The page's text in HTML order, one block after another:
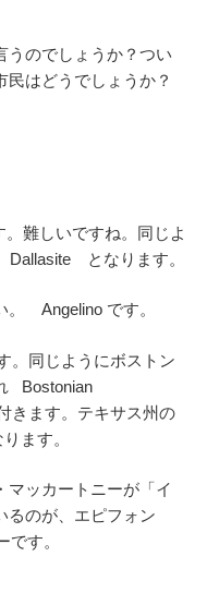
うのでしょうか？つい
はどうでしょうか？
難しいですね。同じよ
となります。
。 Angelino です。
同じようにボストン
Bostonian
きます。テキサス州の
ます。
マッカートニーが「イ
るのが、エピフォン
す。